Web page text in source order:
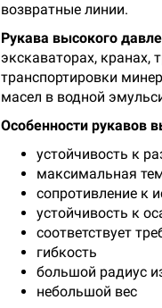
возвратные линии.
Рукава высокого
экскаваторах, кранах,
транспортировки
масел в водной
Особенности рукавов
устойчивость к
максимальная
сопротивление к
устойчивость к
соответствует
гибкость
большой радиус
небольшой вес